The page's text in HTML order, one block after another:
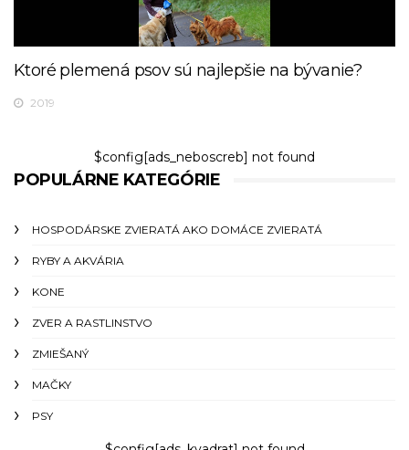
Ktoré plemená psov sú najlepšie na bývanie?
2019
$config[ads_neboscreb] not found
POPULÁRNE KATEGÓRIE
HOSPODÁRSKE ZVIERATÁ AKO DOMÁCE ZVIERATÁ
RYBY A AKVÁRIA
KONE
ZVER A RASTLINSTVO
ZMIEŠANÝ
MAČKY
PSY